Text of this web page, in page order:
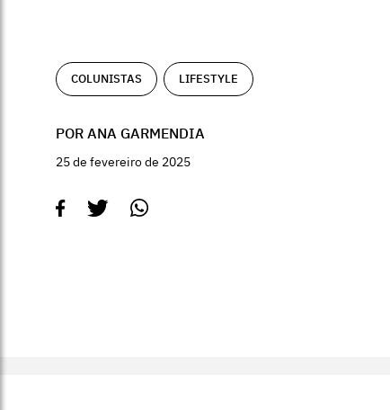
COLUNISTAS LIFESTYLE
POR ANA GARMENDIA
25 de fevereiro de 2025